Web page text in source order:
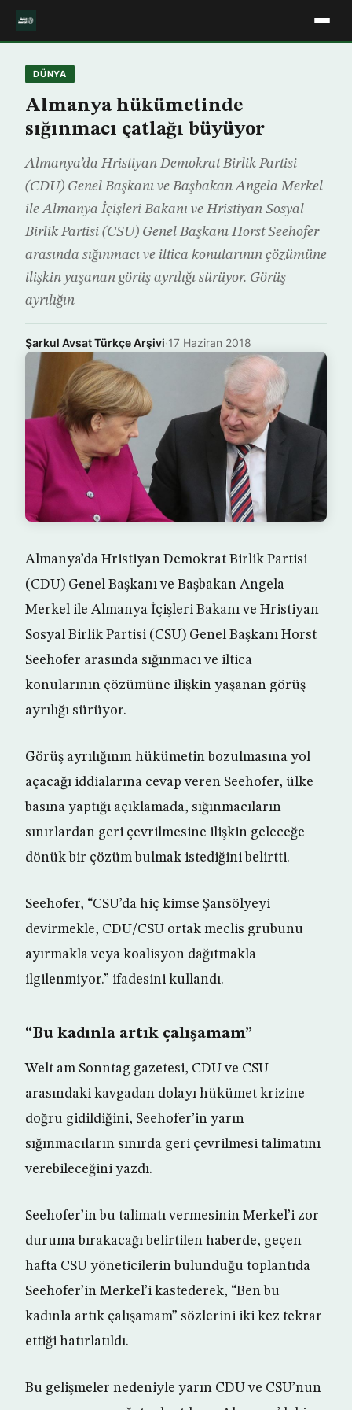
DÜNYA
Almanya hükümetinde
sığınmacı çatlağı büyüyor
Almanya’da Hristiyan Demokrat Birlik Partisi
(CDU) Genel Başkanı ve Başbakan Angela Merkel
ile Almanya İçişleri Bakanı ve Hristiyan Sosyal
Birlik Partisi (CSU) Genel Başkanı Horst Seehofer
arasında sığınmacı ve iltica konularının çözümüne
ilişkin yaşanan görüş ayrılığı sürüyor. Görüş
ayrılığın
Şarkul Avsat Türkçe Arşivi·17 Haziran 2018
Almanya’da Hristiyan Demokrat Birlik Partisi
(CDU) Genel Başkanı ve Başbakan Angela
Merkel ile Almanya İçişleri Bakanı ve Hristiyan
Sosyal Birlik Partisi (CSU) Genel Başkanı Horst
Seehofer arasında sığınmacı ve iltica
konularının çözümüne ilişkin yaşanan görüş
ayrılığı sürüyor.
Görüş ayrılığının hükümetin bozulmasına yol
açacağı iddialarına cevap veren Seehofer, ülke
basına yaptığı açıklamada, sığınmacıların
sınırlardan geri çevrilmesine ilişkin geleceğe
dönük bir çözüm bulmak istediğini belirtti.
Seehofer, “CSU’da hiç kimse Şansölyeyi
devirmekle, CDU/CSU ortak meclis grubunu
ayırmakla veya koalisyon dağıtmakla
ilgilenmiyor.” ifadesini kullandı.
“Bu kadınla artık çalışamam”
Welt am Sonntag gazetesi, CDU ve CSU
arasındaki kavgadan dolayı hükümet krizine
doğru gidildiğini, Seehofer’in yarın
sığınmacıların sınırda geri çevrilmesi talimatını
verebileceğini yazdı.
Seehofer’in bu talimatı vermesinin Merkel’i zor
duruma bırakacağı belirtilen haberde, geçen
hafta CSU yöneticilerin bulunduğu toplantıda
Seehofer’in Merkel’i kastederek, “Ben bu
kadınla artık çalışamam” sözlerini iki kez tekrar
ettiği hatırlatıldı.
Bu gelişmeler nedeniyle yarın CDU ve CSU’nun